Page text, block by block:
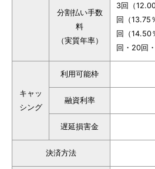
分割払い手数
料
（実質年率）
3回（
回（13.75
回（14.50
回・20回
キャッ
シング
利用可能枠
融資利率
遅延損害金
決済方法